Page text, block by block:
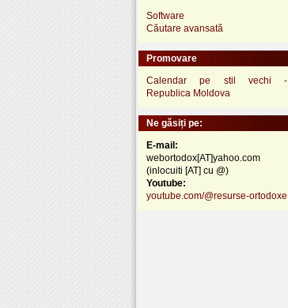
Software
Căutare avansată
Promovare
Calendar pe stil vechi -
Republica Moldova
Ne găsiți pe:
E-mail:
webortodox[AT]yahoo.com
(inlocuiti [AT] cu @)
Youtube:
youtube.com/@resurse-ortodoxe